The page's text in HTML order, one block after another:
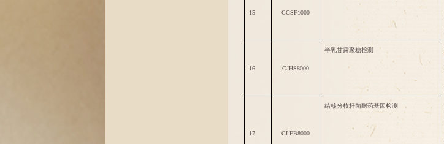
15 CGSF1000
16 CJHS8000
半乳甘露聚糖检测
17 CLFB8000
结核分枝杆菌耐药基因检测